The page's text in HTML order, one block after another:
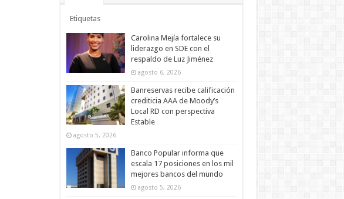
Etiquetas
Carolina Mejía fortalece su
liderazgo en SDE con el
respaldo de Luz Jiménez
agosto 6, 2026
Banreservas recibe calificación
crediticia AAA de Moody’s
Local RD con perspectiva
Estable
agosto 5, 2026
Banco Popular informa que
escala 17 posiciones en los mil
mejores bancos del mundo
agosto 5, 2026